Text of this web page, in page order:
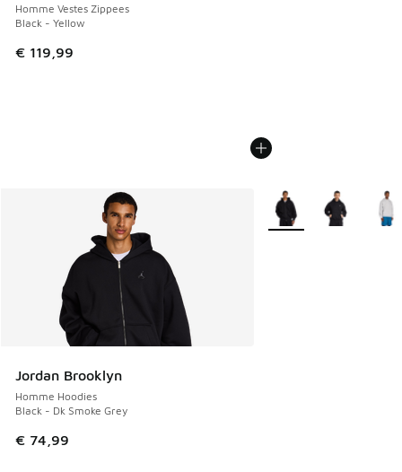
Homme Vestes Zippees
Black - Yellow
€ 119,99
Jordan Brooklyn
Homme Hoodies
Black - Dk Smoke Grey
€ 74,99
Plus de couleurs